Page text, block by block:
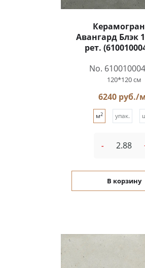
Авангард Блэк
рет.
No.
120*120 см
6240 руб./
м2 упак.
-
В корзину